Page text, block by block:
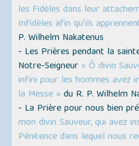
les Fidèles dans leur
Infidèles afin qu'ils
P. Wilhelm Nakatenus
- Les Prières pendant la
Notre-Seigneur « Ô divin
infini pour les hommes avez
la Messe » du R. P. Wilhelm
- La Prière pour nous bien
mon divin Sauveur, qui avez
Pénitence dans lequel nous